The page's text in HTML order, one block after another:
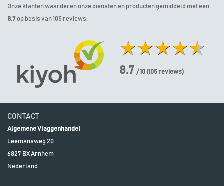
Onze klanten waarderen onze diensten en producten gemiddeld met een
8.7 op basis van 105 reviews.
8.7 / 10 (105 reviews)
CONTACT
Algemene Vlaggenhandel
Leemansweg 20
6827 BXArnhem
Nederland